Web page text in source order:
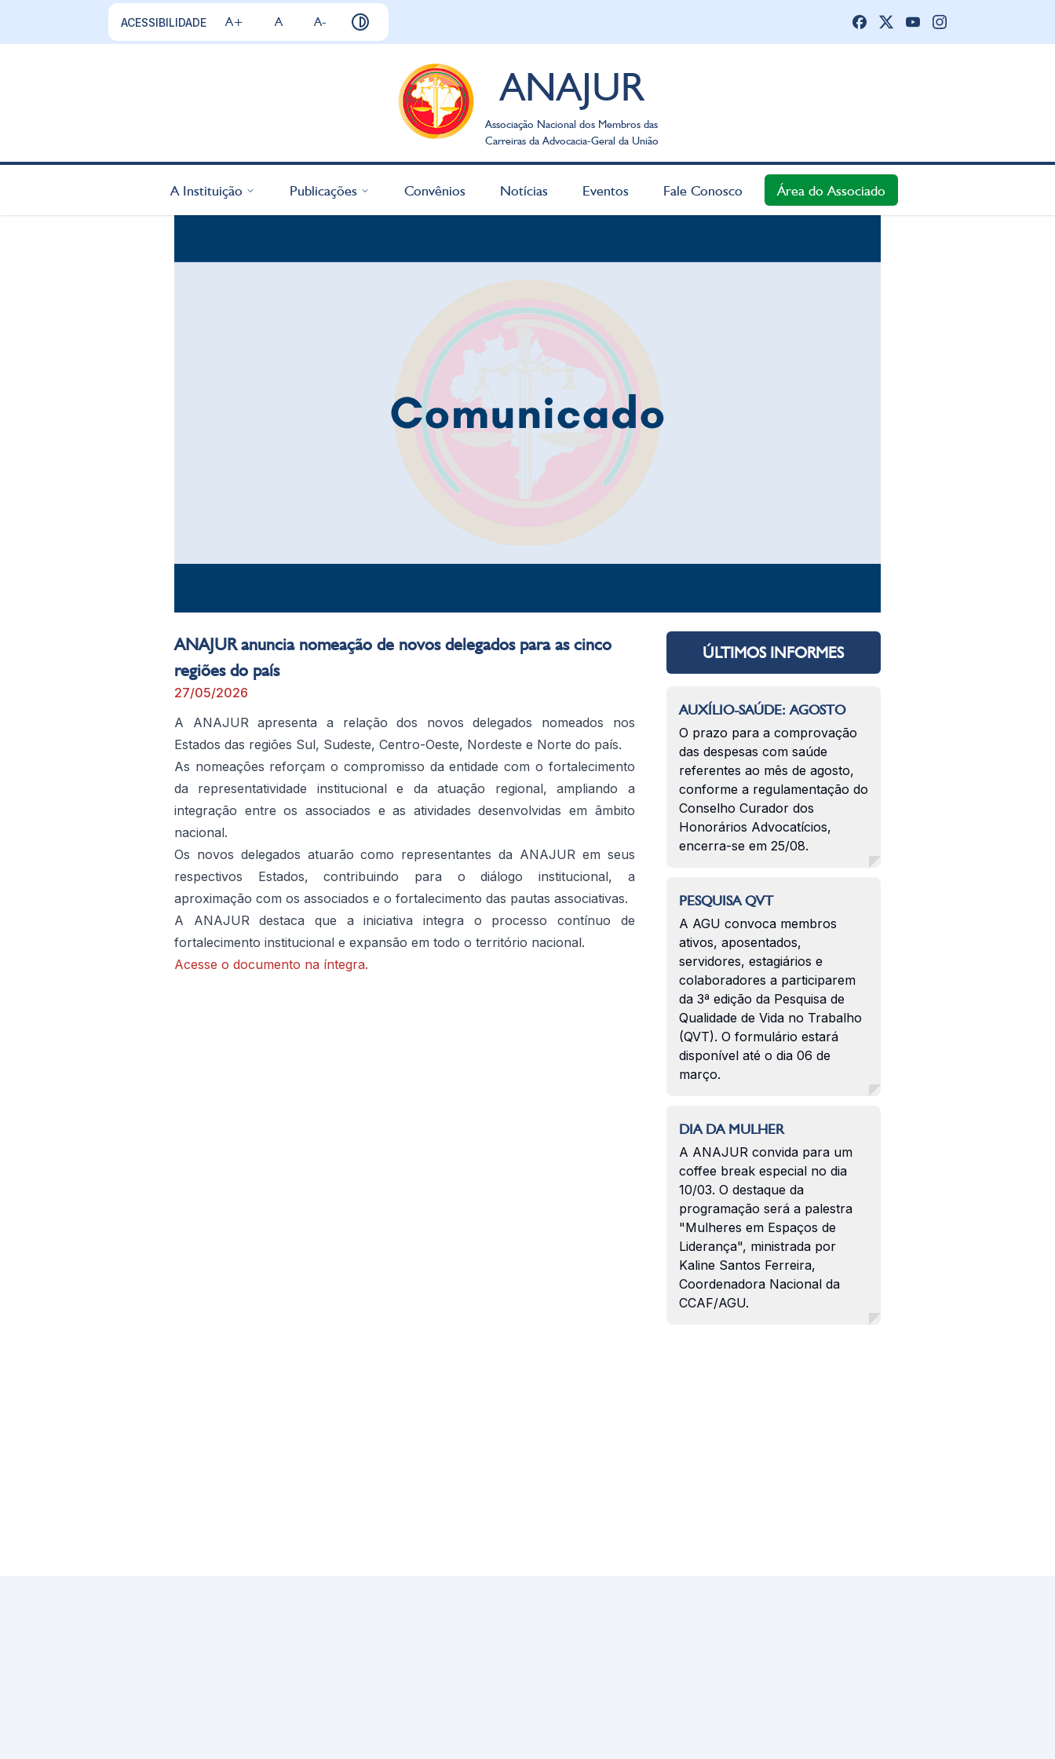
ACESSIBILIDADE A+ A A-
ANAJUR
Associação Nacional dos Membros das
Carreiras da Advocacia-Geral da União
A Instituição Publicações Convênios Notícias Eventos Fale Conosco Área do Associado
ANAJUR anuncia nomeação de novos delegados para as cinco
regiões do país
27/05/2026
A ANAJUR apresenta a relação dos novos delegados nomeados nos
Estados das regiões Sul, Sudeste, Centro-Oeste, Nordeste e Norte do país.
As nomeações reforçam o compromisso da entidade com o fortalecimento
da representatividade institucional e da atuação regional, ampliando a
integração entre os associados e as atividades desenvolvidas em âmbito
nacional.
Os novos delegados atuarão como representantes da ANAJUR em seus
respectivos Estados, contribuindo para o diálogo institucional, a
aproximação com os associados e o fortalecimento das pautas associativas.
A ANAJUR destaca que a iniciativa integra o processo contínuo de
fortalecimento institucional e expansão em todo o território nacional.
Acesse o documento na íntegra.
ÚLTIMOS INFORMES
AUXÍLIO-SAÚDE: AGOSTO
O prazo para a comprovação
das despesas com saúde
referentes ao mês de agosto,
conforme a regulamentação do
Conselho Curador dos
Honorários Advocatícios,
encerra-se em 25/08.
PESQUISA QVT
A AGU convoca membros
ativos, aposentados,
servidores, estagiários e
colaboradores a participarem
da 3ª edição da Pesquisa de
Qualidade de Vida no Trabalho
(QVT). O formulário estará
disponível até o dia 06 de
março.
DIA DA MULHER
A ANAJUR convida para um
coffee break especial no dia
10/03. O destaque da
programação será a palestra
"Mulheres em Espaços de
Liderança", ministrada por
Kaline Santos Ferreira,
Coordenadora Nacional da
CCAF/AGU.